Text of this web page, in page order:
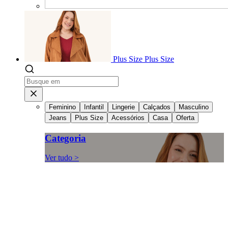
Plus Size Plus Size
Feminino Infantil Lingerie Calçados
Masculino
Jeans
Plus Size Acessórios Casa Oferta
Categoria
Ver tudo >